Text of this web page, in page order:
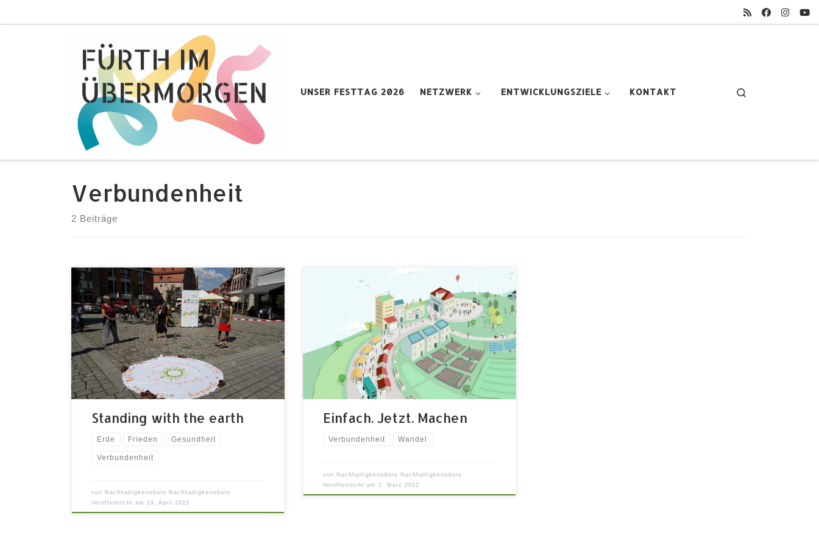
UNSER FESTTAG 2026 NETZWERK ENTWICKLUNGSZIELE KONTAKT
Verbundenheit
2 Beiträge
Der Weisheit lauschen, die allem
Lebendigen innewohnt und die
Verbundenheit mit der Erde wieder spüren
Freitag 08.07.2022 | 17:45 – 18:30 Uhr | auf
der Wiese hinter dem
Zirkuszelt/Bürgerschaftshaus Miteinander
mit der Erde stehen kann eine Haltung
werden, die uns zur Ruhe kommen lässt und
uns hilft, uns auf unsere Wurzeln zu […]
Standing with the earth
Erde Frieden Gesundheit
Verbundenheit
von Nachhaltigkeitsbüro Nachhaltigkeitsbüro
Veröffentlicht am 19. April 2022
Ein global-lokales Netzwerk erprobt gutes
Leben Freitag 08.07.2022 | 19:00 – 20:00
Uhr | im Zukunftssalon Was ist die Transition-
Bewegung? Impuls und Austausch zu
Möglichkeitsräumen für Veränderung. Unter
dem Motto „Einfach. Jetzt. Machen“ wird
weltweit in lokalen Transition Initiativen
erprobt, wie wir anders und (hoffentlich)
besser leben können. Dabei geht es […]
Einfach. Jetzt. Machen
Verbundenheit Wandel
von Nachhaltigkeitsbüro Nachhaltigkeitsbüro
Veröffentlicht am 1. März 2022